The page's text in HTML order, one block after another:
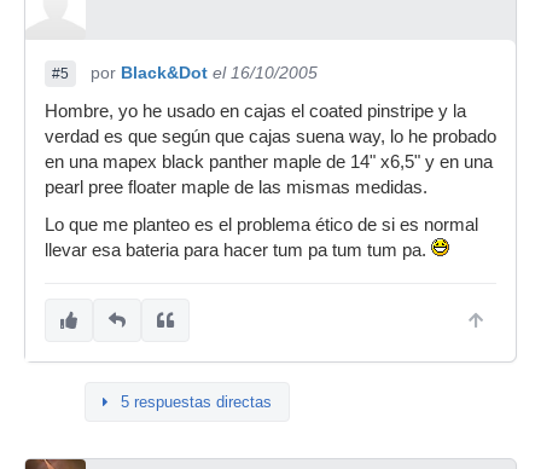
#5 por Black&Dot el 16/10/2005
Hombre, yo he usado en cajas el coated pinstripe y la
verdad es que según que cajas suena way, lo he probado
en una mapex black panther maple de 14" x6,5" y en una
pearl pree floater maple de las mismas medidas.
Lo que me planteo es el problema ético de si es normal
llevar esa bateria para hacer tum pa tum tum pa.
5 respuestas directas